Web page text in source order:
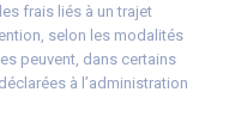
frais liés à un trajet
selon les modalités
peuvent, dans certains
à l’administration